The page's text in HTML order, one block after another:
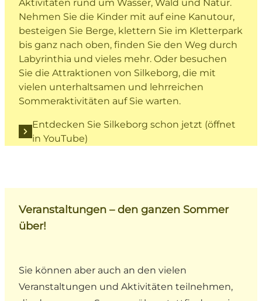
Aktivitäten rund um Wasser, Wald und Natur.
Nehmen Sie die Kinder mit auf eine Kanutour,
besteigen Sie Berge, klettern Sie im Kletterpark
bis ganz nach oben, finden Sie den Weg durch
Labyrinthia und vieles mehr. Oder besuchen
Sie die Attraktionen von Silkeborg, die mit
vielen unterhaltsamen und lehrreichen
Sommeraktivitäten auf Sie warten.
Entdecken Sie Silkeborg schon jetzt (öffnet
in YouTube)
Veranstaltungen – den ganzen Sommer
über!
Sie können aber auch an den vielen
Veranstaltungen und Aktivitäten teilnehmen,